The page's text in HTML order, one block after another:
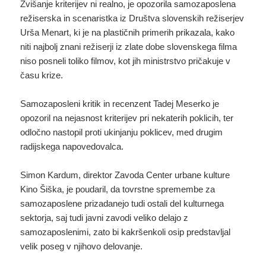
Zvišanje kriterijev ni realno, je opozorila samozaposlena
režiserska in scenaristka iz Društva slovenskih režiserjev
Urša Menart, ki je na plastičnih primerih prikazala, kako
niti najbolj znani režiserji iz zlate dobe slovenskega filma
niso posneli toliko filmov, kot jih ministrstvo pričakuje v
času krize.
Samozaposleni kritik in recenzent Tadej Meserko je
opozoril na nejasnost kriterijev pri nekaterih poklicih, ter
odločno nastopil proti ukinjanju poklicev, med drugim
radijskega napovedovalca.
Simon Kardum, direktor Zavoda Center urbane kulture
Kino Šiška, je poudaril, da tovrstne spremembe za
samozaposlene prizadanejo tudi ostali del kulturnega
sektorja, saj tudi javni zavodi veliko delajo z
samozaposlenimi, zato bi kakršenkoli osip predstavljal
velik poseg v njihovo delovanje.